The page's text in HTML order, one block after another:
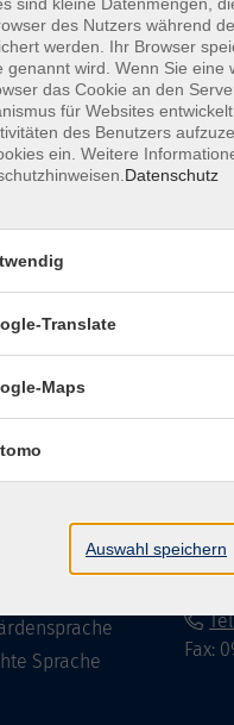
Sprache
Fax:
des Nutzers während
werden. Ihr Browser
genannt wird. Wenn Sie
das Cookie an den
für Websites
des Benutzers
ein. Weitere
Datenschutz
Translate
Maps
Auswahl speichern